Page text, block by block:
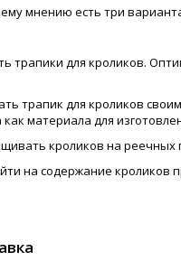
мнению есть три
трапики для кроликов.
трапик для кроликов
материала для
кроликов на реечных
на содержание кроликов